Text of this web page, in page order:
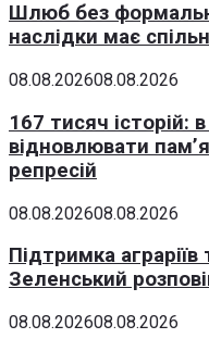
Шлюб без
наслідки має
08.08.202608.08.2026
167 тисяч історій:
відновлювати
репресій
08.08.202608.08.2026
Підтримка
Зеленський
08.08.202608.08.2026